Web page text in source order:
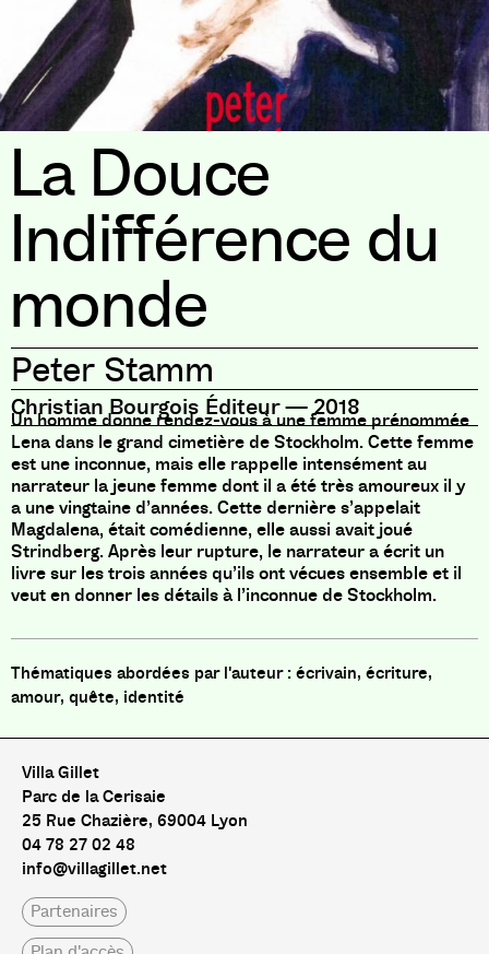
La Douce
Indifférence du
monde
Peter Stamm
Christian Bourgois Éditeur—2018
Un homme donne rendez-vous à une femme prénommée
Lena dans le grand cimetière de Stockholm. Cette femme
est une inconnue, mais elle rappelle intensément au
narrateur la jeune femme dont il a été très amoureux il y
a une vingtaine d’années. Cette dernière s’appelait
Magdalena, était comédienne, elle aussi avait joué
Strindberg. Après leur rupture, le narrateur a écrit un
livre sur les trois années qu’ils ont vécues ensemble et il
veut en donner les détails à l’inconnue de Stockholm.
écrivain, écriture,
amour, quête, identité
Villa Gillet
Parc de la Cerisaie
25 Rue Chazière, 69004 Lyon
04 78 27 02 48
info@villagillet.net
Partenaires